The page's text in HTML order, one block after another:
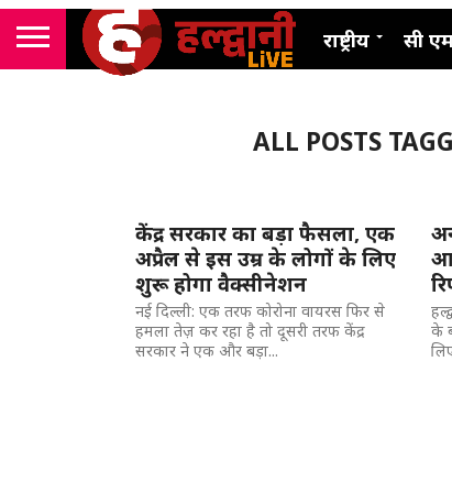
राष्ट्रीय सी
ALL POSTS
केंद्र सरकार का बड़ा फैसला, एक
अप्रैल से इस उम्र के लोगों के लिए
शुरू होगा वैक्सीनेशन
नई दिल्ली: एक तरफ कोरोना वायरस फिर से
हमला तेज़ कर रहा है तो दूसरी तरफ केंद्र
सरकार ने एक और बड़ा...
के